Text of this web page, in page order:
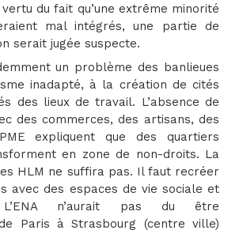
du fait qu’une extrême minorité
mal intégrés, une partie de
serait jugée suspecte.
un problème des banlieues
inadapté, à la création de cités
des lieux de travail. L’absence de
des commerces, des artisans, des
expliquent que des quartiers
en zone de non-droits. La
HLM ne suffira pas. Il faut recréer
avec des espaces de vie sociale et
L’ENA n’aurait pas du être
Paris à Strasbourg (centre ville)